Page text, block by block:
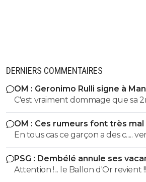
DERNIERS COMMENTAIRES
OM : Geronimo Rulli signe à
C'est vraiment dommage que sa
même niveau que la 1ere. On
notamment lors de notre dernier
Belgique, sur le 1er ou 2eme je
L1 il n'a pas fait une 2e saison du
OM : Ces rumeurs font très mal
En tous cas ce garçon a des c.....
conditions, bravo, respect
PSG : Dembélé annule ses
Attention !... le Ballon d'Or revient